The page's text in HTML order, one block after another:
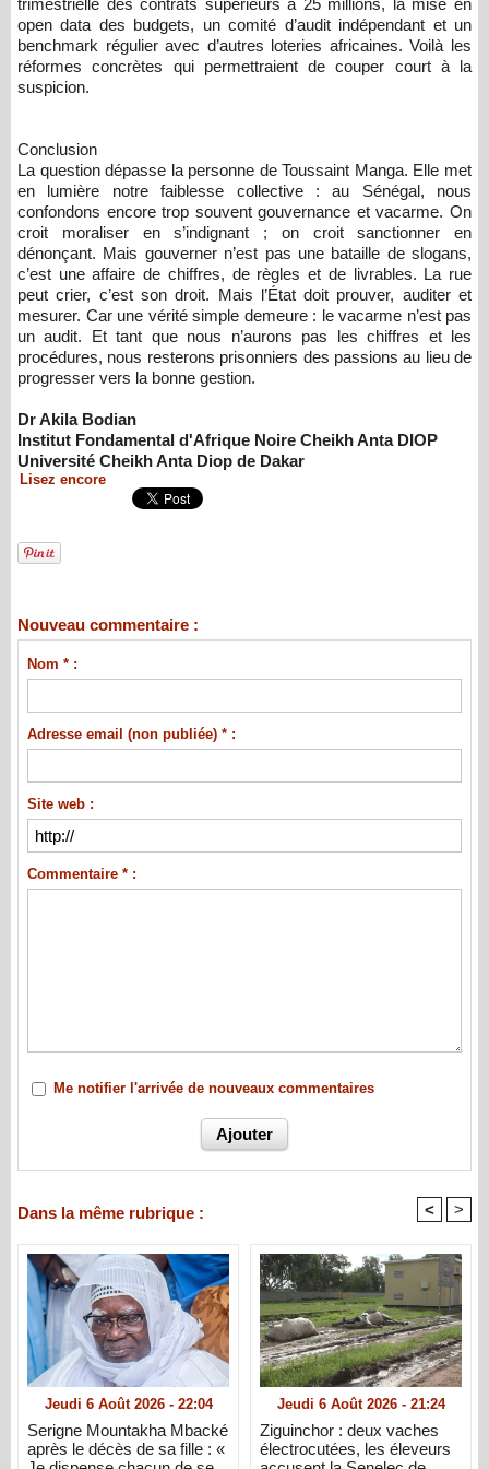
trimestrielle des contrats supérieurs à 25 millions, la mise en
open data des budgets, un comité d’audit indépendant et un
benchmark régulier avec d’autres loteries africaines. Voilà les
réformes concrètes qui permettraient de couper court à la
suspicion.
Conclusion
La question dépasse la personne de Toussaint Manga. Elle met
en lumière notre faiblesse collective : au Sénégal, nous
confondons encore trop souvent gouvernance et vacarme. On
croit moraliser en s’indignant ; on croit sanctionner en
dénonçant. Mais gouverner n’est pas une bataille de slogans,
c’est une affaire de chiffres, de règles et de livrables. La rue
peut crier, c’est son droit. Mais l’État doit prouver, auditer et
mesurer. Car une vérité simple demeure : le vacarme n’est pas
un audit. Et tant que nous n’aurons pas les chiffres et les
procédures, nous resterons prisonniers des passions au lieu de
progresser vers la bonne gestion.
Dr Akila Bodian
Institut Fondamental d'Afrique Noire Cheikh Anta DIOP
Université Cheikh Anta Diop de Dakar
Lisez encore
Nouveau commentaire :
Nom * :
Adresse email (non publiée) * :
Site web :
Commentaire * :
Me notifier l'arrivée de nouveaux commentaires
Dans la même rubrique : < >
Jeudi 6 Août 2026 - 22:04
Serigne Mountakha Mbacké
après le décès de sa fille : «
Jeudi 6 Août 2026 - 21:24
Ziguinchor : deux vaches
électrocutées, les éleveurs